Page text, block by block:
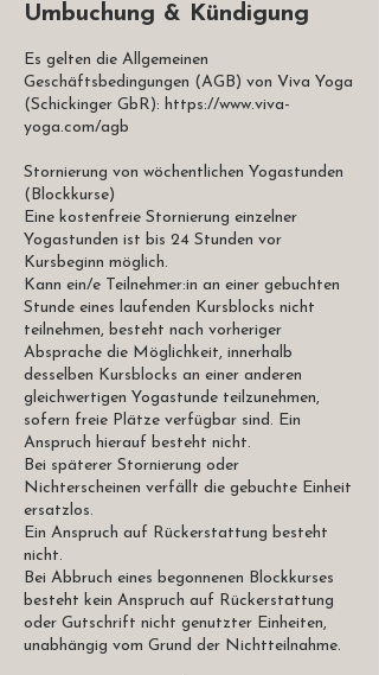
Umbuchung & Kündigung
Es gelten die Allgemeinen
Geschäftsbedingungen (AGB) von Viva Yoga
(Schickinger GbR): https://www.viva-
yoga.com/agb
Stornierung von wöchentlichen Yogastunden
(Blockkurse)
Eine kostenfreie Stornierung einzelner
Yogastunden ist bis 24 Stunden vor
Kursbeginn möglich.
Kann ein/e Teilnehmer:in an einer gebuchten
Stunde eines laufenden Kursblocks nicht
teilnehmen, besteht nach vorheriger
Absprache die Möglichkeit, innerhalb
desselben Kursblocks an einer anderen
gleichwertigen Yogastunde teilzunehmen,
sofern freie Plätze verfügbar sind. Ein
Anspruch hierauf besteht nicht.
Bei späterer Stornierung oder
Nichterscheinen verfällt die gebuchte Einheit
ersatzlos.
Ein Anspruch auf Rückerstattung besteht
nicht.
Bei Abbruch eines begonnenen Blockkurses
besteht kein Anspruch auf Rückerstattung
oder Gutschrift nicht genutzter Einheiten,
unabhängig vom Grund der Nichtteilnahme.